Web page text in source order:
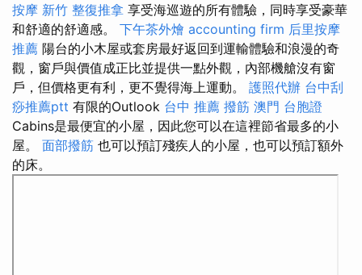
按摩 新竹 整復推拿 享受海巡遊的所有體驗，同時享受豪華
和舒適的舒適感。 下午茶外燴 accounting firm 后里按摩
推薦 陽台的小木屋或套房最好返回到運輸體驗和浪漫的奇
觀，窗戶與價值成正比並提供一點外觀，內部機艙沒有窗
戶，但價格更有利，更不覺得海上運動。 護照代辦 台中刮
痧推薦ptt 有限的Outlook 台中 推薦 撥筋 澳門 台胞證
Cabins是最便宜的小屋，因此您可以在這裡節省最多的小
屋。 面部撥筋 也可以預訂殘疾人的小屋，也可以預訂額外
的床。